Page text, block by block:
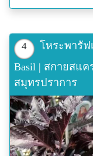
Line ID:
โทรศัพท์มือถือ:
เลิกงาน 18.00)
Credit Picture:
http://
4$ps_largedetail$
4
โหระพารัฟ
Basil | สกายสแค
สมุทรปราการ